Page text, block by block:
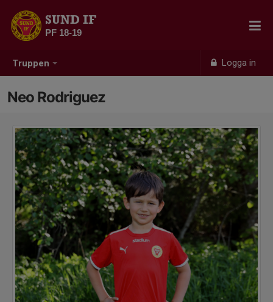
Truppen Logga in
SUND IF
PF 18-19
Neo Rodriguez